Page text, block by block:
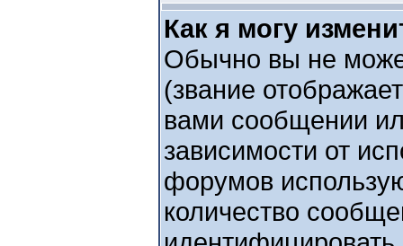
Как я могу
Обычно вы не
(звание
вами сообщении
зависимости от
форумов
количество